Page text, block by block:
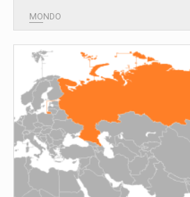
MONDO